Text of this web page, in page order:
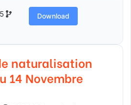
Download
naturalisation
14 Novembre